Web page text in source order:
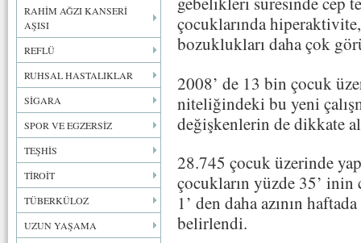
RAHİM AĞZI KANSERİ
AŞISI
REFLÜ
RUHSAL HASTALIKLAR
SİGARA
SPOR VE EGZERSİZ
TEŞHİS
TİROİT
TÜBERKÜLOZ
UZUN YAŞAMA
çocuklarında
bozuklukları daha çok
2008’ de 13 bin çocuk
niteliğindeki bu yeni
değişkenlerin de dikkate
28.745 çocuk üzerinde
çocukların yüzde 35’ inin
1’ den daha azının
belirlendi.